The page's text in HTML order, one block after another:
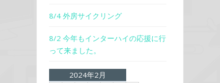
8/4 外房サイクリング
8/2 今年もインターハイの応援に行
って来ました。
2024年2月